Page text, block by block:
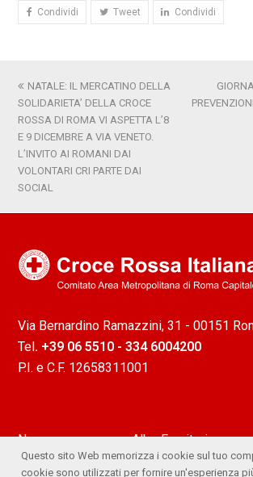
Condividi Tweet Condividi
Post
precedente:
NATALE: IL MERCATINO DELLA
SOLIDARIETA’ DELLA CROCE
ROSSA DI ROMA VI ASPETTA L’8
E 9 DICEMBRE A VIA VENETO.
L’INVITO AI ROMANI DAI
VOLONTARI CRI PARTE DAI
SOCIAL
Via Bernardino Ramazzini, 31 - 00151
Tel. +39 06 5510 - 334 6004200
P.I. e C.F. 12658311001
News
Albo Fornitori
Attività
Ufficio Stampa
Questo sito Web memorizza i cookie sul tuo
cookie sono utilizzati per fornire un'esperienza